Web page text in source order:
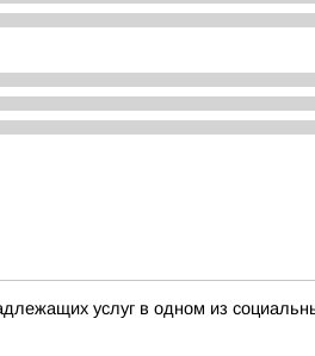
услуг в одном из